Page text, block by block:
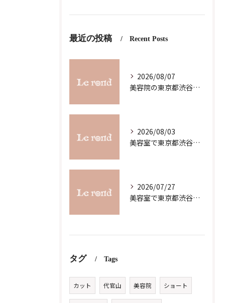
最近の投稿 Recent Posts
2026/08/07
美容院の東京都渋谷区恵比寿求人募集で理想の働き方と職場選びを徹底解説
2026/08/03
美容室で東京都渋谷区代官山町のスキルアップを目指す最新ガイド
2026/07/27
美容室で東京都渋谷区代官山町の求人条件を詳しく比較し理想の職場を見つけるコツ
タグ Tags
カット 代官山 美容院 ショート